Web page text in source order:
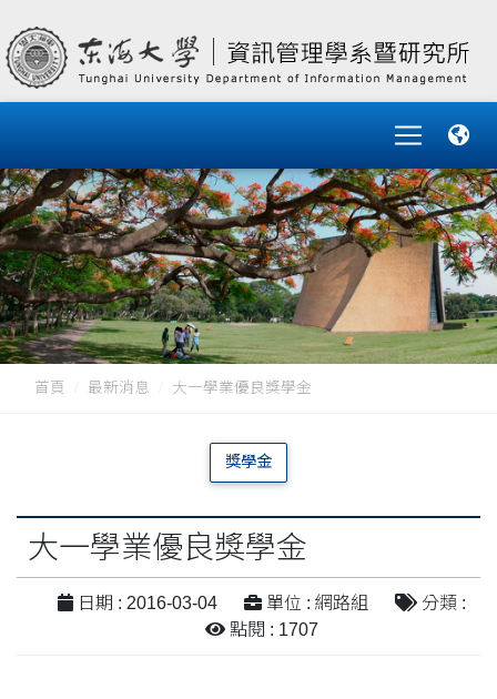
首頁 最新消息 大一學業優良獎學金
獎學金
大一學業優良獎學金
日期 : 2016-03-04 單位 : 網路組
分類 :
點閱 : 1707